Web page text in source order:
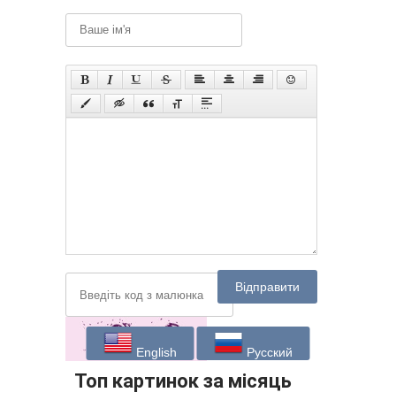
Відправити
English Русский
Топ картинок за місяць